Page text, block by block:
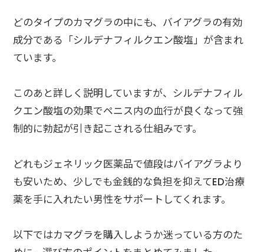
どのタイプのカマグラの中にも、バイアグラの有効
成分である「シルデナフィルクエン酸塩」が含まれ
ています。
このあと詳しく説明していますが、シルデナフィル
クエン酸塩の効果でペニス内の血行が良くなって強
制的に勃起が引き起こされる仕組みです。
どれもジェネリック医薬品で値段はバイアグラより
も安いため、少しでも金銭的な負担を抑えてED治療
薬を手に入れたい男性をサポートしてくれます。
以下ではカマグラを購入しようか迷っている方のた